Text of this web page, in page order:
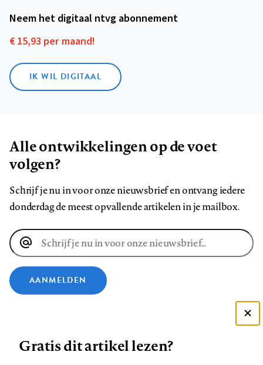
Neem het digitaal ntvg abonnement
€ 15,93 per maand!
IK WIL DIGITAAL
Alle ontwikkelingen op de voet
volgen?
Schrijf je nu in voor onze nieuwsbrief en ontvang iedere
donderdag de meest opvallende artikelen in je mailbox.
E-
mailadres
AANMELDEN
Zie onze cookie policy
Gratis dit artikel lezen?